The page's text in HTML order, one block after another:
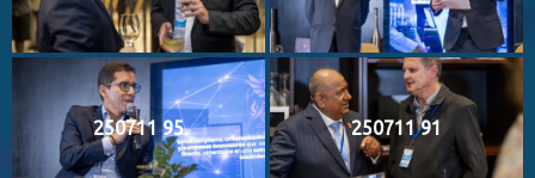
250711 95 250711 91